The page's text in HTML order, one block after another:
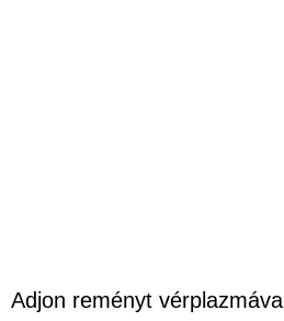
Adjon reményt vérplazmával